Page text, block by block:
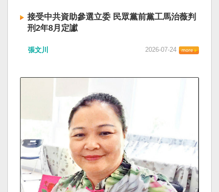
接受中共資助參選立委 民眾黨前黨工馬治薇判
刑2年8月定讞
張文川 2026-07-24